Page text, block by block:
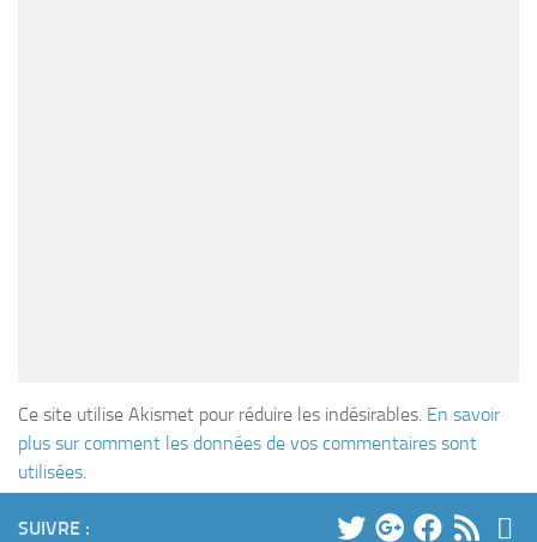
Ce site utilise Akismet pour réduire les indésirables. En savoir
plus sur comment les données de vos commentaires sont
utilisées.
SUIVRE :